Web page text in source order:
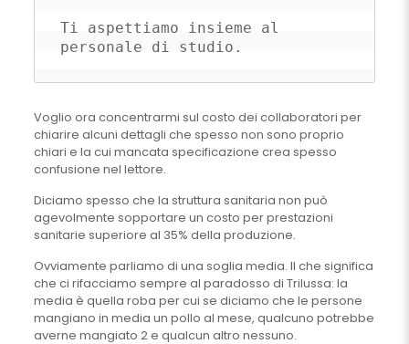
Ti aspettiamo insieme al
personale di studio.
Voglio ora concentrarmi sul costo dei collaboratori per
chiarire alcuni dettagli che spesso non sono proprio
chiari e la cui mancata specificazione crea spesso
confusione nel lettore.
Diciamo spesso che la struttura sanitaria non può
agevolmente sopportare un costo per prestazioni
sanitarie superiore al 35% della produzione.
Ovviamente parliamo di una soglia media. Il che significa
che ci rifacciamo sempre al paradosso di Trilussa: la
media è quella roba per cui se diciamo che le persone
mangiano in media un pollo al mese, qualcuno potrebbe
averne mangiato 2 e qualcun altro nessuno.